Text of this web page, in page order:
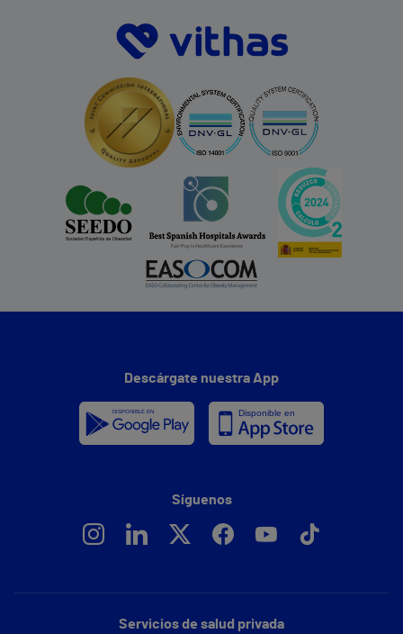
Servicios de salud privada
Descárgate nuestra App
Síguenos